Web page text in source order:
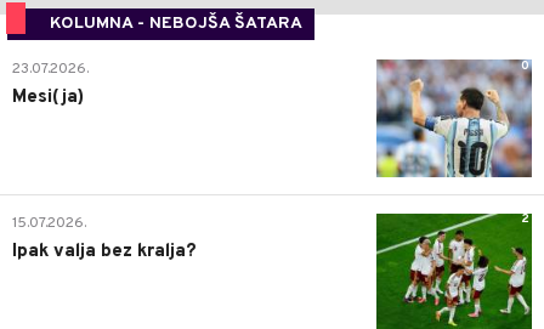
KOLUMNA - NEBOJŠA ŠATARA
0
23.07.2026.
Mesi(ja)
2
15.07.2026.
Ipak valja bez kralja?